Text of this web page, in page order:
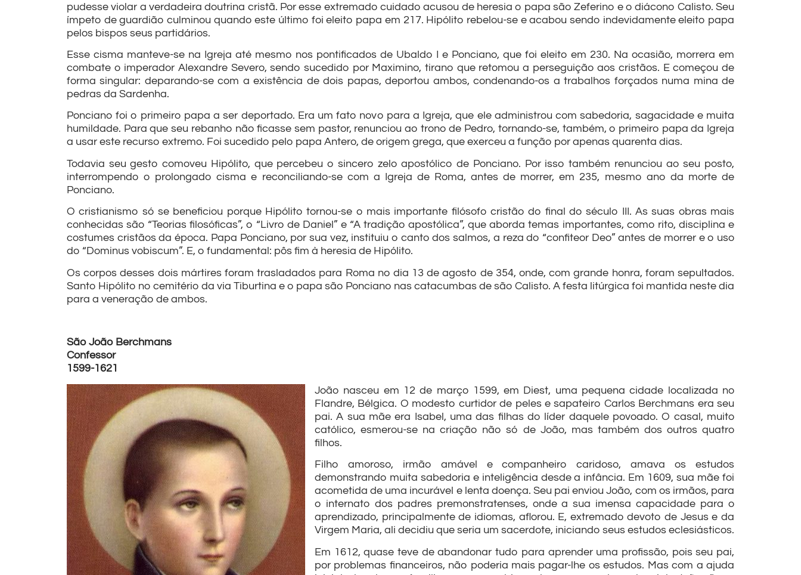
pudesse violar a verdadeira doutrina cristã. Por esse extremado cuidado acusou de heresia o papa são Zeferino e o diácono Calisto. Seu
ímpeto de guardião culminou quando este último foi eleito papa em 217. Hipólito rebelou-se e acabou sendo indevidamente eleito papa
pelos bispos seus partidários.
Esse cisma manteve-se na Igreja até mesmo nos pontificados de Ubaldo I e Ponciano, que foi eleito em 230. Na ocasião, morrera em
combate o imperador Alexandre Severo, sendo sucedido por Maximino, tirano que retomou a perseguição aos cristãos. E começou de
forma singular: deparando-se com a existência de dois papas, deportou ambos, condenando-os a trabalhos forçados numa mina de
pedras da Sardenha.
Ponciano foi o primeiro papa a ser deportado. Era um fato novo para a Igreja, que ele administrou com sabedoria, sagacidade e muita
humildade. Para que seu rebanho não ficasse sem pastor, renunciou ao trono de Pedro, tornando-se, também, o primeiro papa da Igreja
a usar este recurso extremo. Foi sucedido pelo papa Antero, de origem grega, que exerceu a função por apenas quarenta dias.
Todavia seu gesto comoveu Hipólito, que percebeu o sincero zelo apostólico de Ponciano. Por isso também renunciou ao seu posto,
interrompendo o prolongado cisma e reconciliando-se com a Igreja de Roma, antes de morrer, em 235, mesmo ano da morte de
Ponciano.
O cristianismo só se beneficiou porque Hipólito tornou-se o mais importante filósofo cristão do final do século III. As suas obras mais
conhecidas são “Teorias filosóficas”, o “Livro de Daniel” e “A tradição apostólica”, que aborda temas importantes, como rito, disciplina e
costumes cristãos da época. Papa Ponciano, por sua vez, instituiu o canto dos salmos, a reza do “confiteor Deo” antes de morrer e o uso
do “Dominus vobiscum”. E, o fundamental: pôs fim à heresia de Hipólito.
Os corpos desses dois mártires foram trasladados para Roma no dia 13 de agosto de 354, onde, com grande honra, foram sepultados.
Santo Hipólito no cemitério da via Tiburtina e o papa são Ponciano nas catacumbas de são Calisto. A festa litúrgica foi mantida neste dia
para a veneração de ambos.
São João Berchmans
Confessor
1599-1621
João nasceu em 12 de março 1599, em Diest, uma pequena cidade localizada no
Flandre, Bélgica. O modesto curtidor de peles e sapateiro Carlos Berchmans era seu
pai. A sua mãe era Isabel, uma das filhas do líder daquele povoado. O casal, muito
católico, esmerou-se na criação não só de João, mas também dos outros quatro
filhos.
Filho amoroso, irmão amável e companheiro caridoso, amava os estudos
demonstrando muita sabedoria e inteligência desde a infância. Em 1609, sua mãe foi
acometida de uma incurável e lenta doença. Seu pai enviou João, com os irmãos, para
o internato dos padres premonstratenses, onde a sua imensa capacidade para o
aprendizado, principalmente de idiomas, aflorou. E, extremado devoto de Jesus e da
Virgem Maria, ali decidiu que seria um sacerdote, iniciando seus estudos eclesiásticos.
Em 1612, quase teve de abandonar tudo para aprender uma profissão, pois seu pai,
por problemas financeiros, não poderia mais pagar-lhe os estudos. Mas com a ajuda